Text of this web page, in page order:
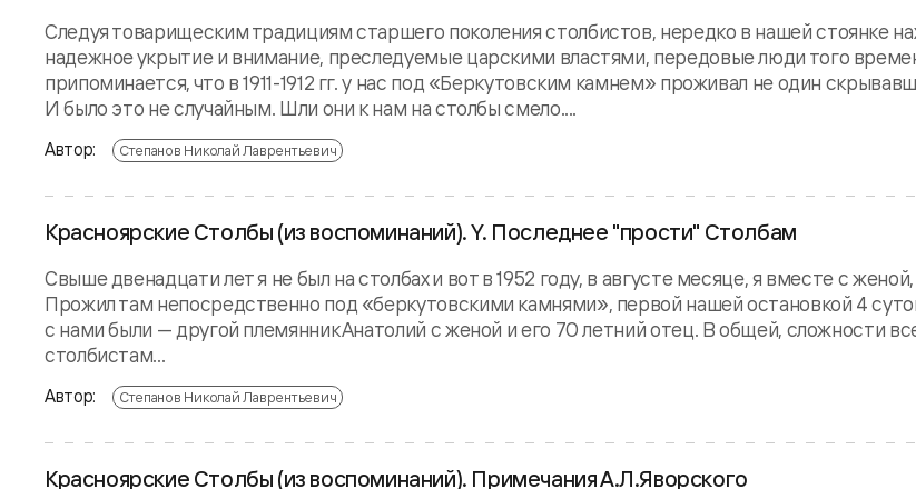
Следуя товарищеским традициям старшего поколения столбистов, нередко в нашей стоянке
надежное укрытие и внимание, преследуемые царскими властями, передовые люди того
припоминается, что в 1911-1912 гг. у нас под «Беркутовским камнем» проживал не один
И было это не случайным. Шли они к нам на столбы смело....
Автор: Степанов Николай Лаврентьевич
Красноярские Столбы (из воспоминаний). Y. Последнее "прости" Столбам
Свыше двенадцати лет я не был на столбах и вот в 1952 году, в августе месяце, я вместе с
Прожил там непосредственно под «беркутовскими камнями», первой нашей остановкой 4
с нами были — другой племянник Анатолий с женой и его 70 летний отец. В общей, сложности
столбистам...
Автор: Степанов Николай Лаврентьевич
Красноярские Столбы (из воспоминаний). Примечания А.Л.Яворского